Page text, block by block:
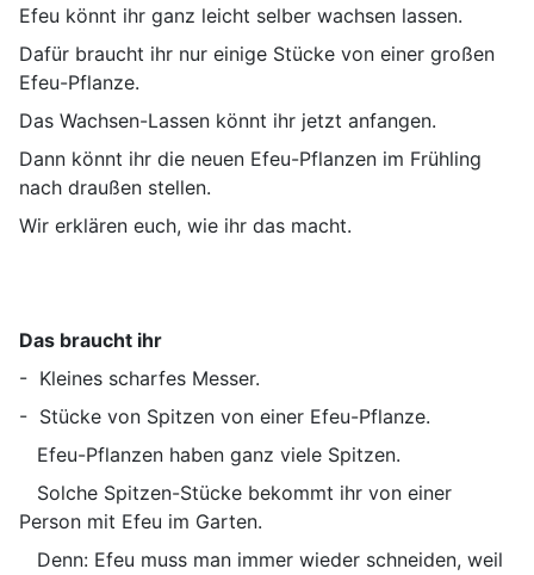
Efeu könnt ihr ganz leicht selber wachsen lassen.
Dafür braucht ihr nur einige Stücke von einer großen
Efeu-Pflanze.
Das Wachsen-Lassen könnt ihr jetzt anfangen.
Dann könnt ihr die neuen Efeu-Pflanzen im Frühling
nach draußen stellen.
Wir erklären euch, wie ihr das macht.
Das braucht ihr
- Kleines scharfes Messer.
- Stücke von Spitzen von einer Efeu-Pflanze.
Efeu-Pflanzen haben ganz viele Spitzen.
Solche Spitzen-Stücke bekommt ihr von einer
Person mit Efeu im Garten.
Denn: Efeu muss man immer wieder schneiden, weil